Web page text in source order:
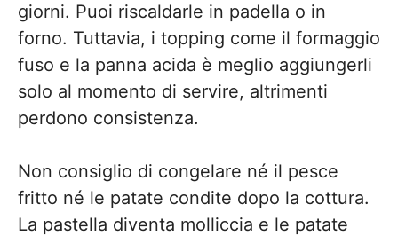
giorni. Puoi riscaldarle in padella o in
forno. Tuttavia, i topping come il formaggio
fuso e la panna acida è meglio aggiungerli
solo al momento di servire, altrimenti
perdono consistenza.
Non consiglio di congelare né il pesce
fritto né le patate condite dopo la cottura.
La pastella diventa molliccia e le patate